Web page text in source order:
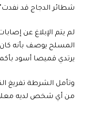
شطائر الدجاج قد
لم يتم الإبلاغ عن
المسلح يوصف بأنه
يرتدي قميصا أسود
وتأمل الشرطة تفريغ
من أي شخص لديه